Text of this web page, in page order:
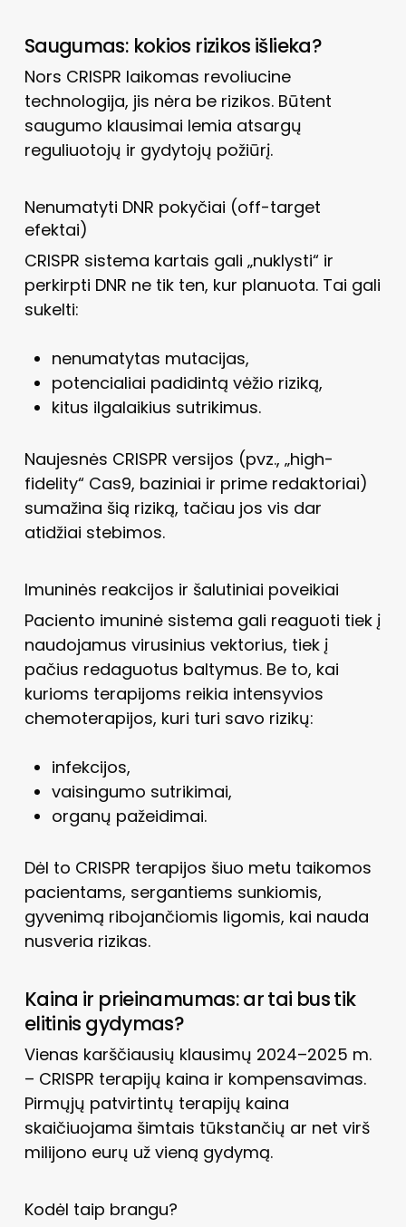
Saugumas: kokios rizikos išlieka?
Nors CRISPR laikomas revoliucine
technologija, jis nėra be rizikos. Būtent
saugumo klausimai lemia atsargų
reguliuotojų ir gydytojų požiūrį.
Nenumatyti DNR pokyčiai (off-target
efektai)
CRISPR sistema kartais gali „nuklysti“ ir
perkirpti DNR ne tik ten, kur planuota. Tai gali
sukelti:
nenumatytas mutacijas,
potencialiai padidintą vėžio riziką,
kitus ilgalaikius sutrikimus.
Naujesnės CRISPR versijos (pvz., „high-
fidelity“ Cas9, baziniai ir prime redaktoriai)
sumažina šią riziką, tačiau jos vis dar
atidžiai stebimos.
Imuninės reakcijos ir šalutiniai poveikiai
Paciento imuninė sistema gali reaguoti tiek į
naudojamus virusinius vektorius, tiek į
pačius redaguotus baltymus. Be to, kai
kurioms terapijoms reikia intensyvios
chemoterapijos, kuri turi savo rizikų:
infekcijos,
vaisingumo sutrikimai,
organų pažeidimai.
Dėl to CRISPR terapijos šiuo metu taikomos
pacientams, sergantiems sunkiomis,
gyvenimą ribojančiomis ligomis, kai nauda
nusveria rizikas.
Kaina ir prieinamumas: ar tai bus tik
elitinis gydymas?
Vienas karščiausių klausimų 2024–2025 m.
– CRISPR terapijų kaina ir kompensavimas.
Pirmųjų patvirtintų terapijų kaina
skaičiuojama šimtais tūkstančių ar net virš
milijono eurų už vieną gydymą.
Kodėl taip brangu?